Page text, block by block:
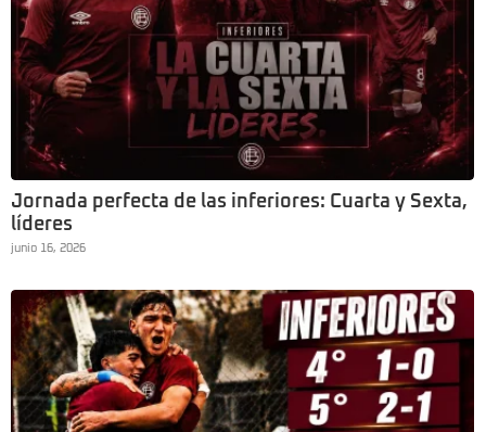
Jornada perfecta de las inferiores: Cuarta y Sexta,
líderes
junio 16, 2026